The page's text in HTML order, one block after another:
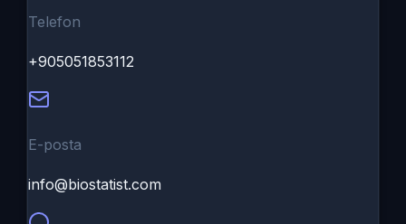
Telefon
+905051853112
E-posta
info@biostatist.com